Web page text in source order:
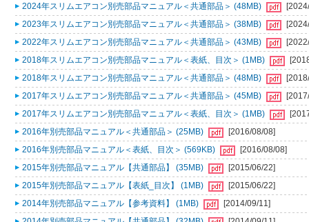
2024年スリムエアコン別売部品マニュアル＜共通部品＞ (48MB)
2023年スリムエアコン別売部品マニュアル＜共通部品＞ (38MB)
2022年スリムエアコン別売部品マニュアル＜共通部品＞ (43MB)
2018年スリムエアコン別売部品マニュアル＜表紙、目次＞ (1MB)
2018年スリムエアコン別売部品マニュアル＜共通部品＞ (48MB)
2017年スリムエアコン別売部品マニュアル＜共通部品＞ (45MB)
2017年スリムエアコン別売部品マニュアル＜表紙、目次＞ (1MB)
2016年別売部品マニュアル＜共通部品＞ (25MB)
[2016/08/08]
2016年別売部品マニュアル＜表紙、目次＞ (569KB)
[2016/08/08]
2015年別売部品マニュアル【共通部品】 (35MB)
[2015/06/22]
2015年別売部品マニュアル【表紙_目次】 (1MB)
[2015/06/22]
2014年別売部品マニュアル【参考資料】 (1MB)
[2014/09/11]